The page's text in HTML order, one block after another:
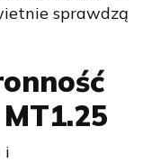
sprawdzą
i